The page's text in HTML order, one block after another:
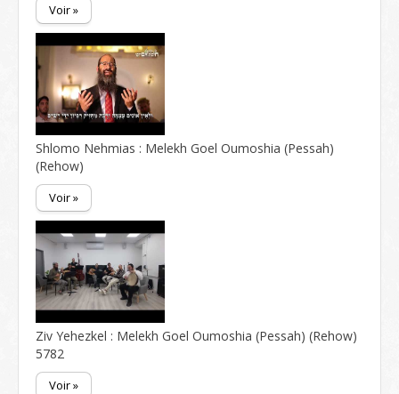
Voir »
Shlomo Nehmias : Melekh Goel Oumoshia (Pessah)
(Rehow)
Voir »
Ziv Yehezkel : Melekh Goel Oumoshia (Pessah) (Rehow)
5782
Voir »